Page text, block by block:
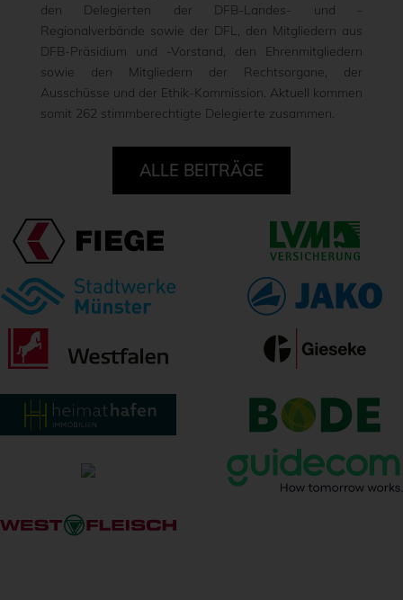
den Delegierten der DFB-Landes- und -
Regionalverbände sowie der DFL, den Mitgliedern aus
DFB-Präsidium und -Vorstand, den Ehrenmitgliedern
sowie den Mitgliedern der Rechtsorgane, der
Ausschüsse und der Ethik-Kommission. Aktuell kommen
somit 262 stimmberechtigte Delegierte zusammen.
ALLE BEITRÄGE